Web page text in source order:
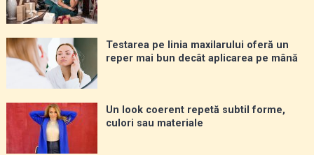
Testarea pe linia maxilarului oferă un
reper mai bun decât aplicarea pe mână
Un look coerent repetă subtil forme,
culori sau materiale